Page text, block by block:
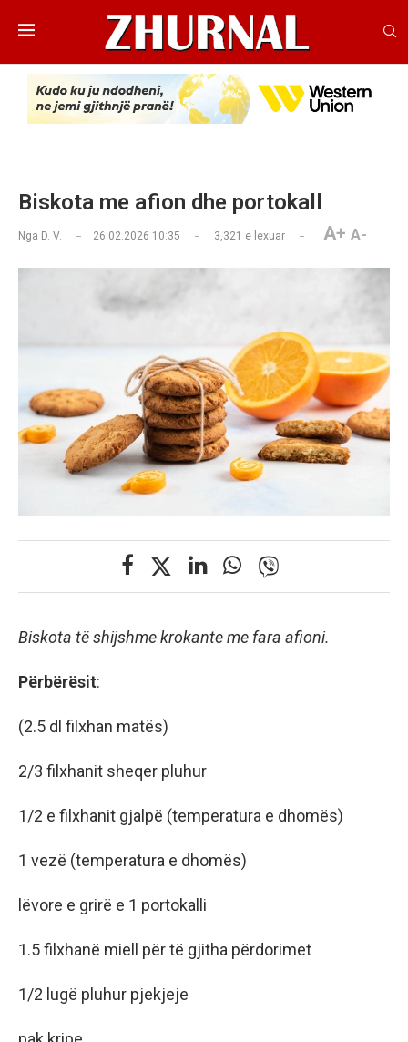
Biskota me afion dhe portokall
Nga D. V. 26.02.2026 10:35 3,321 e lexuar A+ A-
Biskota të shijshme krokante me fara afioni.
Përbërësit:
(2.5 dl filxhan matës)
2/3 filxhanit sheqer pluhur
1/2 e filxhanit gjalpë (temperatura e dhomës)
1 vezë (temperatura e dhomës)
lëvore e grirë e 1 portokalli
1.5 filxhanë miell për të gjitha përdorimet
1/2 lugë pluhur pjekjeje